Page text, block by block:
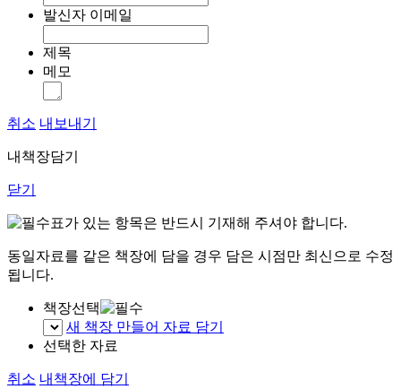
발신자 이메일
제목
메모
취소 내보내기
내책장담기
닫기
표가 있는 항목은 반드시 기재해 주셔야 합니다.
동일자료를 같은 책장에 담을 경우 담은 시점만 최신으로 수정
됩니다.
책장선택
새 책장 만들어 자료 담기
선택한 자료
취소 내책장에 담기